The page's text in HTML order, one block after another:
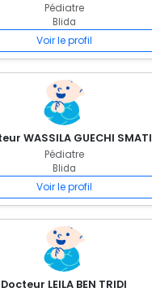
Pédiatre
Blida
Voir le profil
WASSILA GUECHI SMATI
Pédiatre
Blida
Voir le profil
Docteur LEILA BEN TRIDI